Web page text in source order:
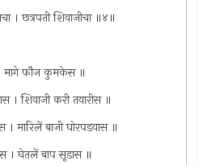
। छत्रपती शिवाजीचा ॥४॥
। मागे फौज कुमकेस ॥
। शिवाजी करी तयारीस ॥
। मारिलें बाजी घोरपडयास ॥
। घेतलें बाप सूडास ॥